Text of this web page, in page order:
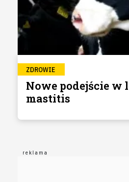
ZDROWIE
Nowe podejście w
mastitis